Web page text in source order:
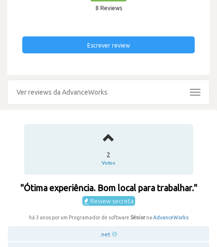
8 Reviews
Escrever review
Ver reviews da AdvanceWorks
Toggle
2
Votos
"Ótima experiência. Bom local para trabalhar."
Review secreta
há 3 anos por um Programador de software Séniorna AdvanceWorks
.net